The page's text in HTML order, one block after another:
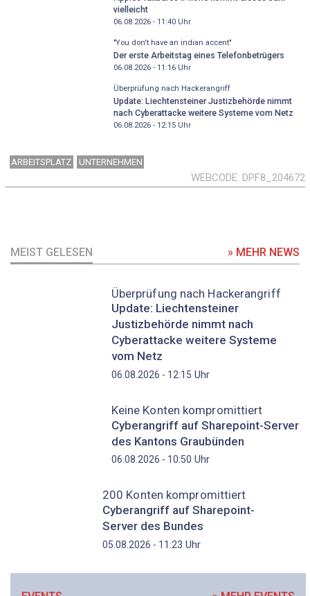
vielleicht
06.08.2026 - 11:40Uhr
"You don't have an indian accent"
Der erste Arbeitstag eines Telefonbetrügers
06.08.2026 - 11:16Uhr
Überprüfung nach Hackerangriff
Update: Liechtensteiner Justizbehörde nimmt
nach Cyberattacke weitere Systeme vom Netz
06.08.2026 - 12:15Uhr
ARBEITSPLATZ UNTERNEHMEN
WEBCODE DPF8_204672
MEIST GELESEN » MEHR NEWS
Überprüfung nach Hackerangriff
Update: Liechtensteiner
Justizbehörde nimmt nach
Cyberattacke weitere Systeme
vom Netz
06.08.2026 - 12:15 Uhr
Keine Konten kompromittiert
Cyberangriff auf Sharepoint-Server
des Kantons Graubünden
06.08.2026 - 10:50 Uhr
200 Konten kompromittiert
Cyberangriff auf Sharepoint-
Server des Bundes
05.08.2026 - 11:23 Uhr